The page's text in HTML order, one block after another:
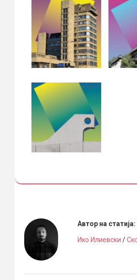
Автор на статија:
Ико Илиевски /